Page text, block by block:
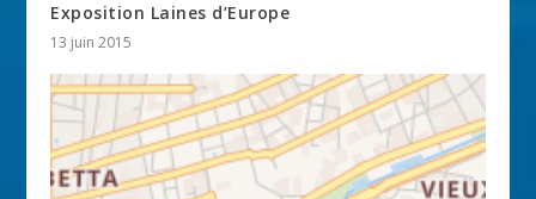
Exposition Laines d’Europe
13 juin 2015